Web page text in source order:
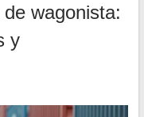
wagonista:
y